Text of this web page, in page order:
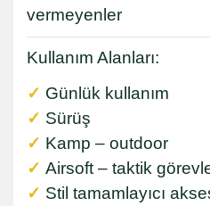
vermeyenler
Kullanım Alanları:
✓ Günlük kullanım
✓ Sürüş
✓ Kamp – outdoor
✓ Airsoft – taktik
✓ Stil tamamlayıcı